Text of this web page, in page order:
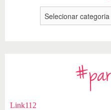
Link112